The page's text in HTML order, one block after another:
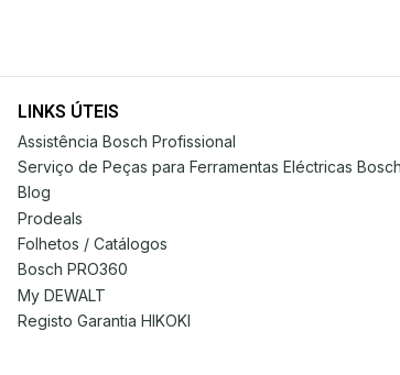
LINKS ÚTEIS
Assistência Bosch Profissional
Serviço de Peças para Ferramentas Eléctricas Bosch
Blog
Prodeals
Folhetos / Catálogos
Bosch PRO360
My DEWALT
Registo Garantia HIKOKI